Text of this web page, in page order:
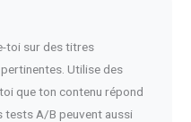
toi sur des titres
Utilise des
que ton contenu répond
tests A/B peuvent aussi